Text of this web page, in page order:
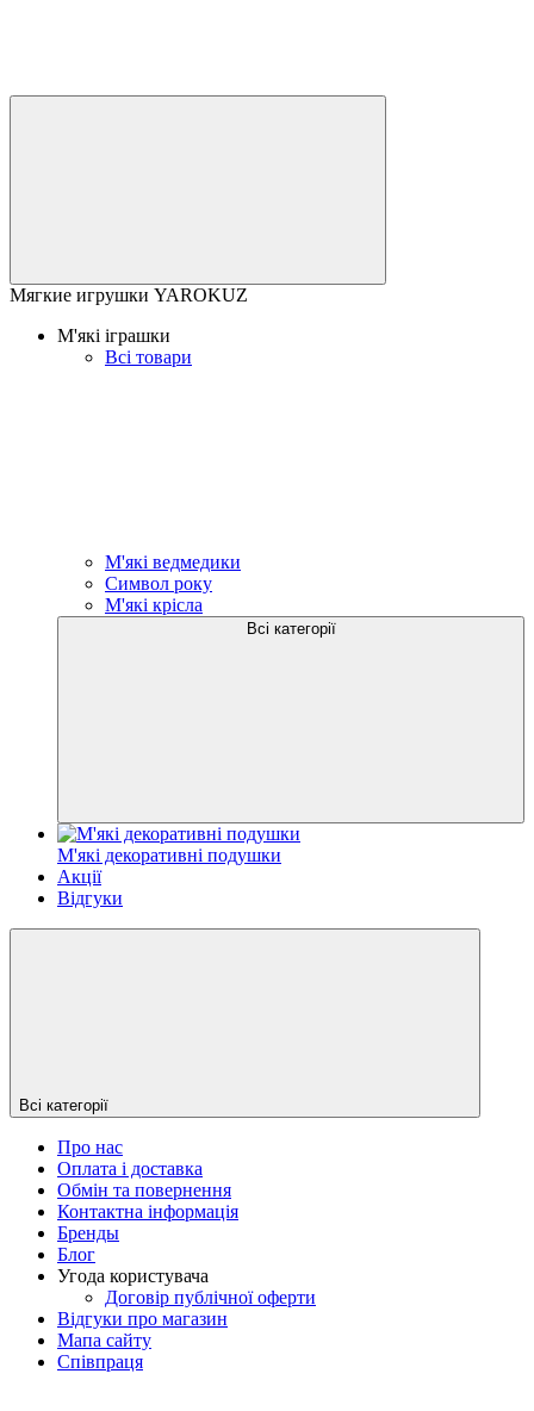
Мягкие игрушки YAROKUZ
М'які іграшки
Всі товари
М'які ведмедики
Символ року
М'які крісла
Всі категорії
М'які декоративні подушки
Акції
Відгуки
Всі категорії
Про нас
Оплата і доставка
Обмін та повернення
Контактна інформація
Бренды
Блог
Угода користувача
Договір публічної оферти
Відгуки про магазин
Мапа сайту
Співпраця